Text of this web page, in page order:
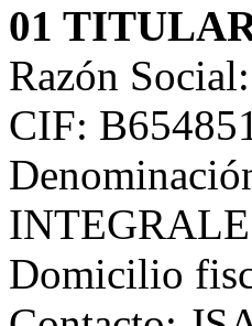
01
Razón
CIF:
Domicilio